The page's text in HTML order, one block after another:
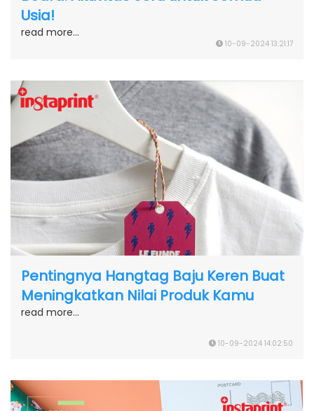
Usia!
read more...
10-09-2024 13:21:17
Pentingnya Hangtag Baju Keren Buat
Meningkatkan Nilai Produk Kamu
read more...
10-09-2024 14:02:50